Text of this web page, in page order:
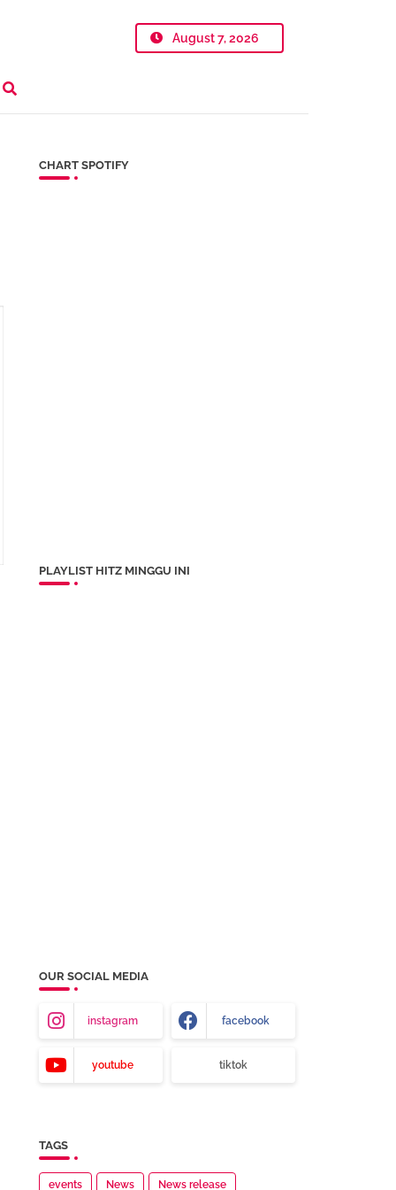
August 7, 2026
CHART SPOTIFY
PLAYLIST HITZ MINGGU INI
OUR SOCIAL MEDIA
instagram facebook
youtube tiktok
TAGS
events News News release